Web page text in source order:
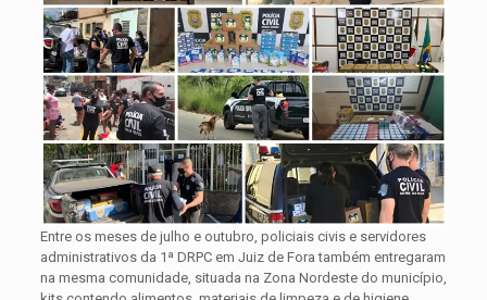
Entre os meses de julho e outubro, policiais civis e servidores
administrativos da 1ª DRPC em Juiz de Fora também entregaram
na mesma comunidade, situada na Zona Nordeste do município,